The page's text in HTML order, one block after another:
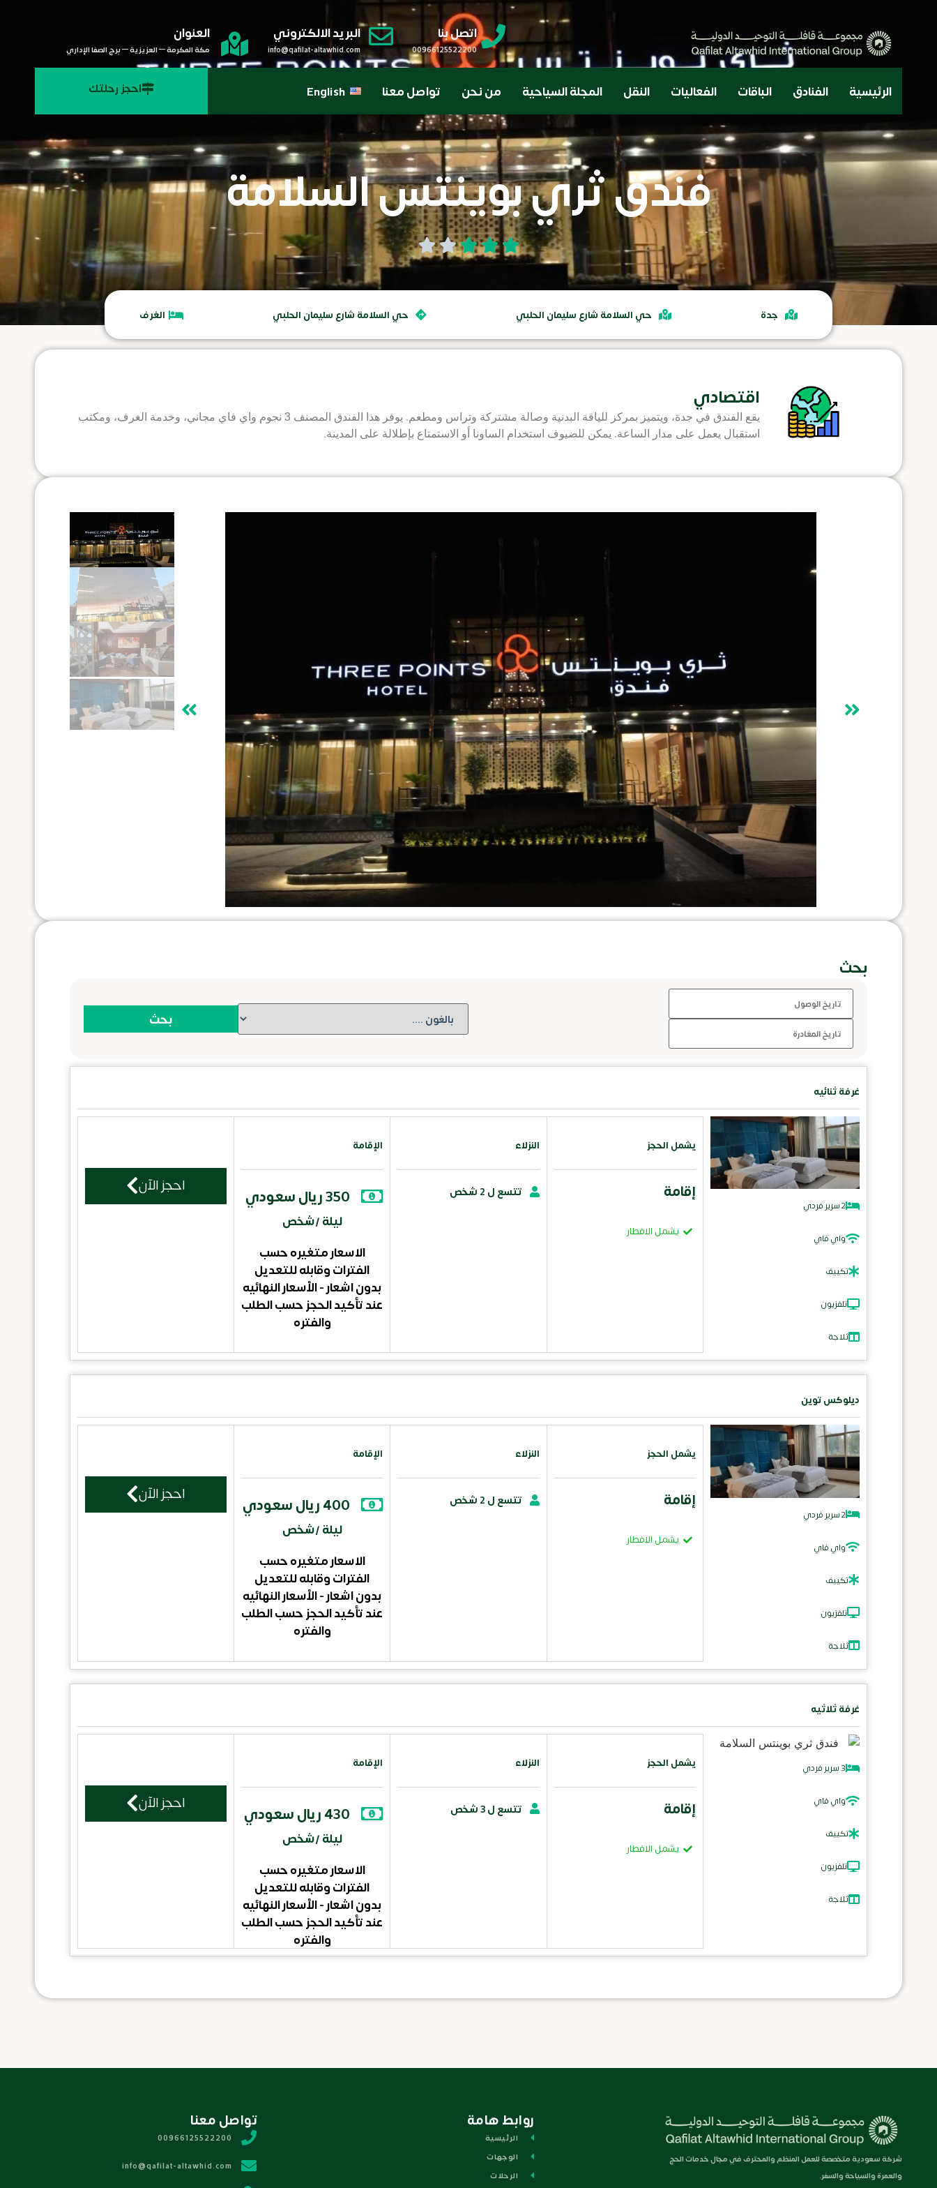
اتصل بنا
00966125522200
البريد الالكتروني
info@qafilat-altawhid.com
العنوان
مكة المكرمة – العزيزية – برج الصفا الإداري
الرئيسية الفنادق الباقات الفعاليات النقل المجلة السياحية من نحن تواصل معنا English احجز رحلتك
فندق ثري بوينتس السلامة
جدة حي السلامة شارع سليمان الحلبي حي السلامة شارع سليمان الحلبي الغرف
اقتصادي
يقع الفندق في جدة، ويتميز بمركز للياقة البدنية وصالة مشتركة وتراس ومطعم. يوفر هذا الفندق المصنف 3 نجوم واي فاي مجاني، وخدمة الغرف، ومكتب
استقبال يعمل على مدار الساعة. يمكن للضيوف استخدام الساونا أو الاستمتاع بإطلالة على المدينة.
بحث
بحث
غرفة ثنائيه
2 سرير فردي
واي فاي
تكييف
تلفزيون
ثلاجة
يشمل الحجز
إقامة
يشمل الافطار
النزلاء
تتسع ل 2 شخص
الإقامة
350 ريال سعودي
ليلة /شخص
الاسعار متغيره حسب
الفترات وقابله للتعديل
بدون اشعار - الأسعار النهائيه
عند تأكيد الحجز حسب الطلب
والفتره
احجز الآن
ديلوكس توين
2 سرير فردي
واي فاي
تكييف
تلفزيون
ثلاجة
يشمل الحجز
إقامة
يشمل الافطار
النزلاء
تتسع ل 2 شخص
الإقامة
400 ريال سعودي
ليلة /شخص
الاسعار متغيره حسب
الفترات وقابله للتعديل
بدون اشعار - الأسعار النهائيه
عند تأكيد الحجز حسب الطلب
والفتره
احجز الآن
غرفة ثلاثيه
3 سرير فردي
واي فاي
تكييف
تلفزيون
ثلاجة
يشمل الحجز
إقامة
يشمل الافطار
النزلاء
تتسع ل 3 شخص
الإقامة
430 ريال سعودي
ليلة /شخص
الاسعار متغيره حسب
الفترات وقابله للتعديل
بدون اشعار - الأسعار النهائيه
عند تأكيد الحجز حسب الطلب
والفتره
احجز الآن
شركة سعودية متخصصة للعمل المنظم والمحترف في مجال خدمات الحج
والعمرة والسياحة والسفر.
روابط هامة
الرئيسية
الوجهات
الرحلات
تواصل معنا
00966125522200
info@qafilat-altawhid.com